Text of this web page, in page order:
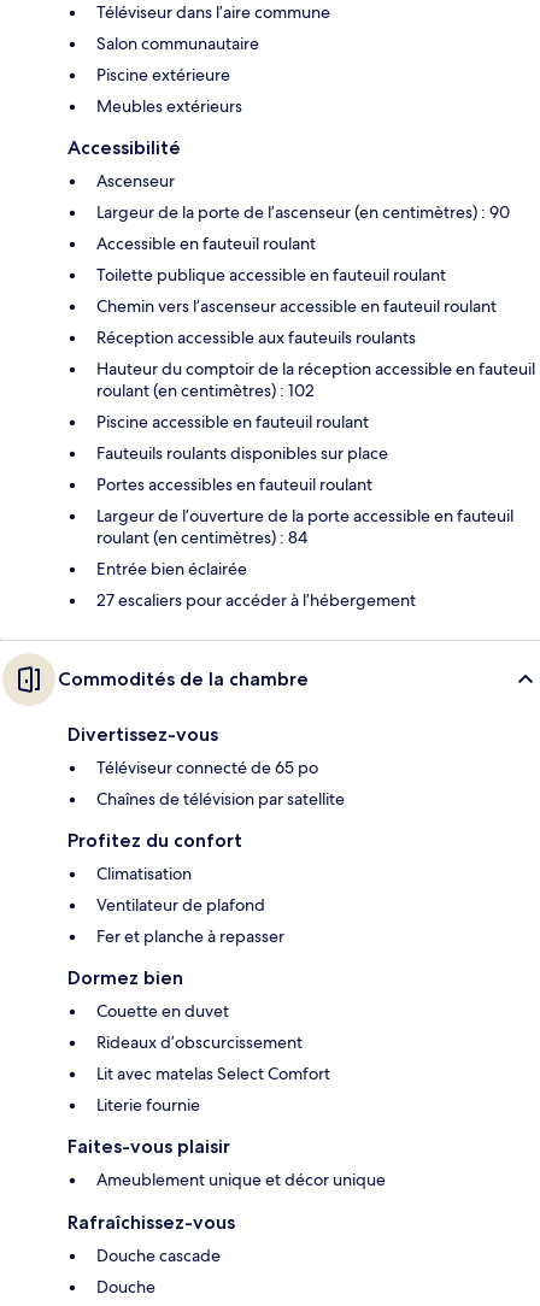
Téléviseur dans l’aire commune
Salon communautaire
Piscine extérieure
Meubles extérieurs
Accessibilité
Ascenseur
Largeur de la porte de l’ascenseur (en centimètres) : 90
Accessible en fauteuil roulant
Toilette publique accessible en fauteuil roulant
Chemin vers l’ascenseur accessible en fauteuil roulant
Réception accessible aux fauteuils roulants
Hauteur du comptoir de la réception accessible en fauteuil
roulant (en centimètres) : 102
Piscine accessible en fauteuil roulant
Fauteuils roulants disponibles sur place
Portes accessibles en fauteuil roulant
Largeur de l’ouverture de la porte accessible en fauteuil
roulant (en centimètres) : 84
Entrée bien éclairée
27 escaliers pour accéder à l’hébergement
Commodités de la chambre
Divertissez-vous
Téléviseur connecté de 65 po
Chaînes de télévision par satellite
Profitez du confort
Climatisation
Ventilateur de plafond
Fer et planche à repasser
Dormez bien
Couette en duvet
Rideaux d’obscurcissement
Lit avec matelas Select Comfort
Literie fournie
Faites-vous plaisir
Ameublement unique et décor unique
Rafraîchissez-vous
Douche cascade
Douche